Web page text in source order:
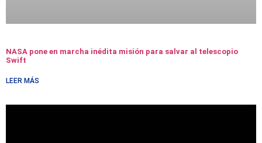
NASA pone en marcha inédita misión para salvar al telescopio
Swift
LEER MÁS